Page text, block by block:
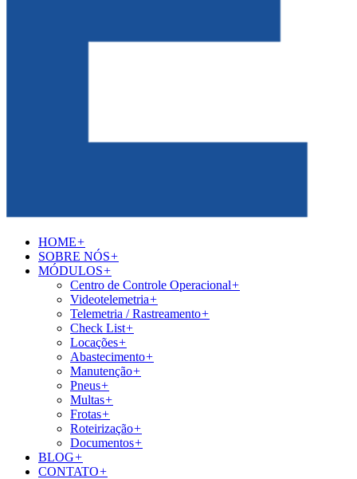
HOME+
SOBRE NÓS+
MÓDULOS+
Centro de Controle Operacional+
Videotelemetria+
Telemetria / Rastreamento+
Check List+
Locações+
Abastecimento+
Manutenção+
Pneus+
Multas+
Frotas+
Roteirização+
Documentos+
BLOG+
CONTATO+